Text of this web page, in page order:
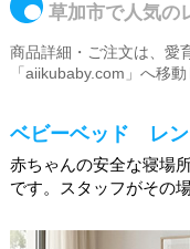
草加市で人気の
商品詳細・ご注文は、愛
「aiikubaby.com」へ移動
ベビーベッド レ
赤ちゃんの安全な寝場
です。スタッフがその